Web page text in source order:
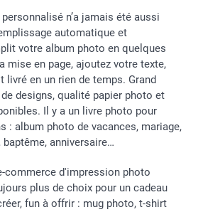
n’a jamais été aussi
automatique et
votre album photo en quelques
mise en page, ajoutez votre texte,
livré en un rien de temps. Grand
designs, qualité papier photo et
Il y a un livre photo pour
: album photo de vacances, mariage,
baptême, anniversaire…
commerce d'impression photo
plus de choix pour un cadeau
fun à offrir : mug photo, t-shirt